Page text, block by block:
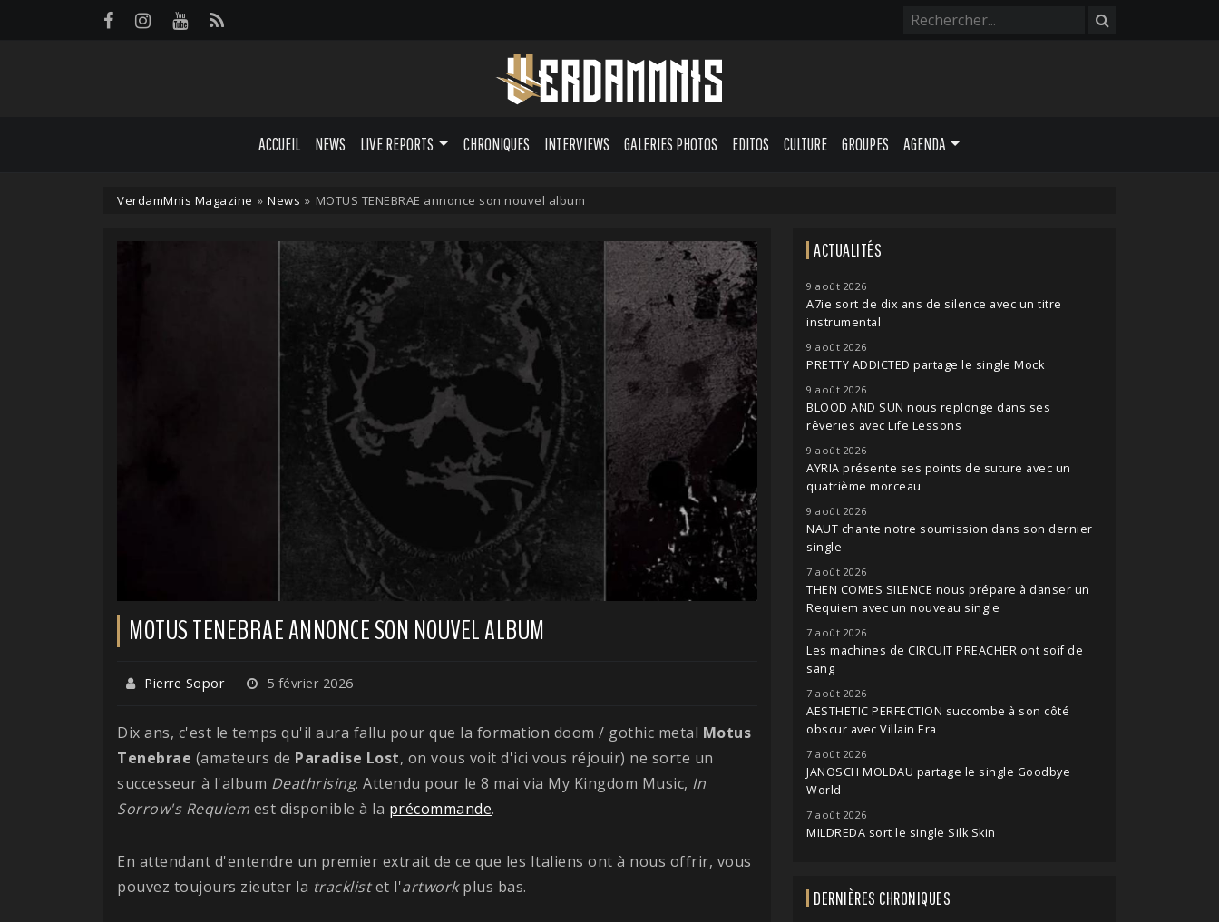
ACCUEIL NEWS LIVE REPORTS CHRONIQUES INTERVIEWS GALERIES PHOTOS EDITOS CULTURE GROUPES AGENDA
VerdamMnis Magazine » News » MOTUS TENEBRAE annonce son nouvel album
MOTUS TENEBRAE ANNONCE SON NOUVEL ALBUM
Pierre Sopor 5 février 2026
Dix ans, c'est le temps qu'il aura fallu pour que la formation doom / gothic metal Motus
Tenebrae (amateurs de Paradise Lost, on vous voit d'ici vous réjouir) ne sorte un
successeur à l'album Deathrising. Attendu pour le 8 mai via My Kingdom Music, In
Sorrow's Requiem est disponible à la précommande.
En attendant d'entendre un premier extrait de ce que les Italiens ont à nous offrir, vous
pouvez toujours zieuter la tracklistet l'artworkplus bas.
ACTUALITÉS
9 août 2026
A7ie sort de dix ans de silence avec un titre
instrumental
9 août 2026
PRETTY ADDICTED partage le single Mock
9 août 2026
BLOOD AND SUN nous replonge dans ses
rêveries avec Life Lessons
9 août 2026
AYRIA présente ses points de suture avec un
quatrième morceau
9 août 2026
NAUT chante notre soumission dans son dernier
single
7 août 2026
THEN COMES SILENCE nous prépare à danser un
Requiem avec un nouveau single
7 août 2026
Les machines de CIRCUIT PREACHER ont soif de
sang
7 août 2026
AESTHETIC PERFECTION succombe à son côté
obscur avec Villain Era
7 août 2026
JANOSCH MOLDAU partage le single Goodbye
World
7 août 2026
MILDREDA sort le single Silk Skin
DERNIÈRES CHRONIQUES
Panneau de gestion des cookies